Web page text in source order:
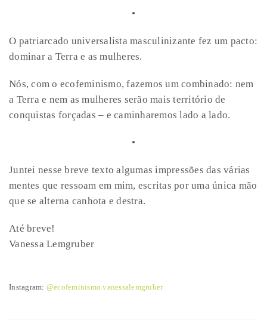
•
O patriarcado universalista masculinizante fez um pacto:
dominar a Terra e as mulheres.
Nós, com o ecofeminismo, fazemos um combinado: nem
a Terra e nem as mulheres serão mais território de
conquistas forçadas – e caminharemos lado a lado.
•
Juntei nesse breve texto algumas impressões das várias
mentes que ressoam em mim, escritas por uma única mão
que se alterna canhota e destra.
Até breve!
Vanessa Lemgruber
Instagram: @ecofeminismo.vanessalemgruber